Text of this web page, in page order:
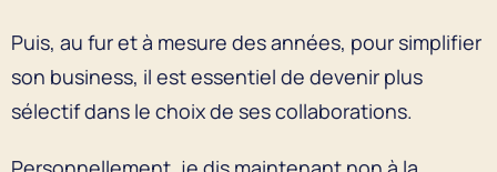
Puis, au fur et à mesure des années, pour simplifier
son business, il est essentiel de devenir plus
sélectif dans le choix de ses collaborations.